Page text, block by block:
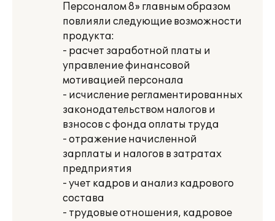
Персоналом 8» главным образом
повлияли следующие возможности
продукта:
- расчет заработной платы и
управление финансовой
мотивацией персонала
- исчисление регламентированных
законодательством налогов и
взносов с фонда оплаты труда
- отражение начисленной
зарплаты и налогов в затратах
предприятия
- учет кадров и анализ кадрового
состава
- трудовые отношения, кадровое